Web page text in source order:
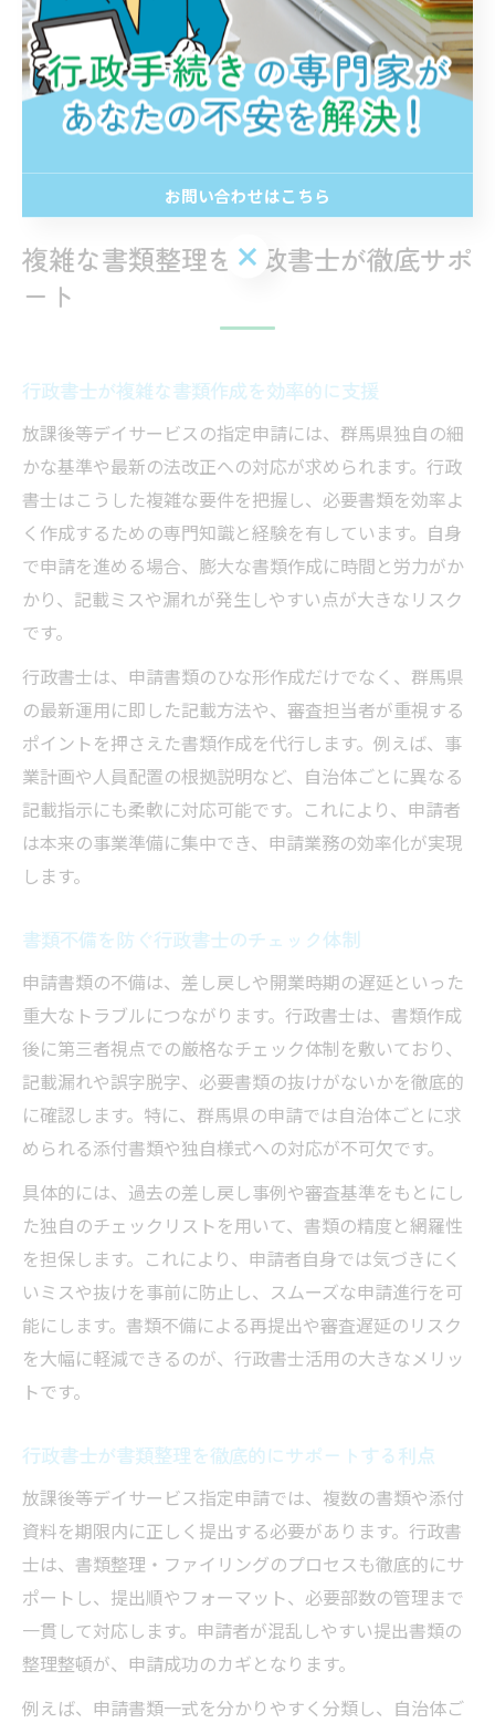
です。
また、行政とのやり取りに慣れない事業者向けには、相
談窓口の活用方法や、トラブル発生時の対応フローも具
体的にアドバイス。行政書士の伴走支援で、群馬県特有
複雑な書類整理を行政書士が徹底サポ
ート
行政書士が複雑な書類作成を効率的に支援
放課後等デイサービスの指定申請には、群馬県独自の細
かな基準や最新の法改正への対応が求められます。行政
書士はこうした複雑な要件を把握し、必要書類を効率よ
く作成するための専門知識と経験を有しています。自身
で申請を進める場合、膨大な書類作成に時間と労力がか
かり、記載ミスや漏れが発生しやすい点が大きなリスク
です。
行政書士は、申請書類のひな形作成だけでなく、群馬県
の最新運用に即した記載方法や、審査担当者が重視する
ポイントを押さえた書類作成を代行します。例えば、事
業計画や人員配置の根拠説明など、自治体ごとに異なる
記載指示にも柔軟に対応可能です。これにより、申請者
は本来の事業準備に集中でき、申請業務の効率化が実現
します。
書類不備を防ぐ行政書士のチェック体制
申請書類の不備は、差し戻しや開業時期の遅延といった
重大なトラブルにつながります。行政書士は、書類作成
後に第三者視点での厳格なチェック体制を敷いており、
記載漏れや誤字脱字、必要書類の抜けがないかを徹底的
に確認します。特に、群馬県の申請では自治体ごとに求
められる添付書類や独自様式への対応が不可欠です。
具体的には、過去の差し戻し事例や審査基準をもとにし
た独自のチェックリストを用いて、書類の精度と網羅性
を担保します。これにより、申請者自身では気づきにく
いミスや抜けを事前に防止し、スムーズな申請進行を可
能にします。書類不備による再提出や審査遅延のリスク
を大幅に軽減できるのが、行政書士活用の大きなメリッ
トです。
行政書士が書類整理を徹底的にサポートする利点
放課後等デイサービス指定申請では、複数の書類や添付
資料を期限内に正しく提出する必要があります。行政書
士は、書類整理・ファイリングのプロセスも徹底的にサ
ポートし、提出順やフォーマット、必要部数の管理まで
一貫して対応します。申請者が混乱しやすい提出書類の
整理整頓が、申請成功のカギとなります。
例えば、申請書類一式を分かりやすく分類し、自治体ご
お問い合わせはこちら
お問い合わせはこちら